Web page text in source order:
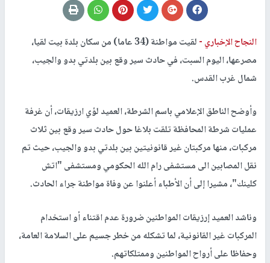
النجاح الإخباري -
لقيت مواطنة (34 عاما) من سكان بلدة بيت لقيا،
مصرعها، اليوم السبت، في حادث سير وقع بين بلدتي بدو والجيب،
شمال غرب القدس.
وأوضح الناطق الإعلامي باسم الشرطة، العميد لؤي ارزيقات، أن غرفة
عمليات شرطة المحافظة تلقت بلاغا حول حادث سير وقع بين ثلاث
مركبات، منها مركبتان غير قانونيتين بين بلدتي بدو والجيب، حيث تم
نقل المصابين الى مستشفى رام الله الحكومي ومستشفى "اتش
كلينك"، مشيرا إلى أن الأطباء أعلنوا عن وفاة مواطنة جراء الحادث.
وناشد العميد إرزيقات المواطنين ضرورة عدم اقتناء أو استخدام
المركبات غير القانونية، لما تشكله من خطر جسيم على السلامة العامة،
وحفاظا على أرواح المواطنين وممتلكاتهم.